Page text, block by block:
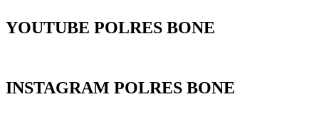
YOUTUBE POLRES BONE
INSTAGRAM POLRES BONE